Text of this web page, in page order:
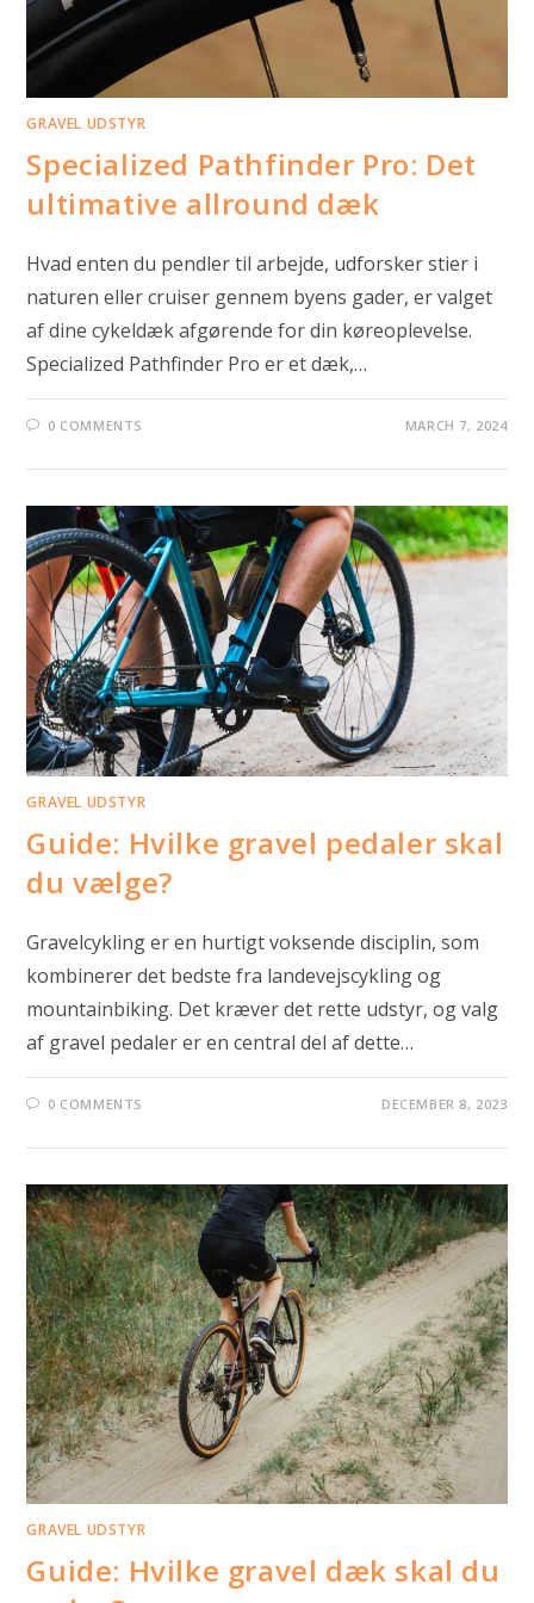
GRAVEL UDSTYR
Specialized Pathfinder Pro: Det
ultimative allround dæk
Hvad enten du pendler til arbejde, udforsker stier i
naturen eller cruiser gennem byens gader, er valget
af dine cykeldæk afgørende for din køreoplevelse.
Specialized Pathfinder Pro er et dæk,…
0 COMMENTS MARCH 7, 2024
GRAVEL UDSTYR
Guide: Hvilke gravel pedaler skal
du vælge?
Gravelcykling er en hurtigt voksende disciplin, som
kombinerer det bedste fra landevejscykling og
mountainbiking. Det kræver det rette udstyr, og valg
af gravel pedaler er en central del af dette…
0 COMMENTS DECEMBER 8, 2023
GRAVEL UDSTYR
Guide: Hvilke gravel dæk skal du